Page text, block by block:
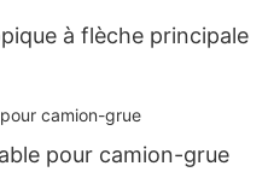
à flèche principale
pour camion-grue